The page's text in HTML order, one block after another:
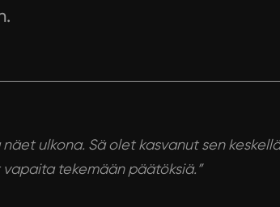
ulkona. Sä olet kasvanut sen
tekemään päätöksiä.”